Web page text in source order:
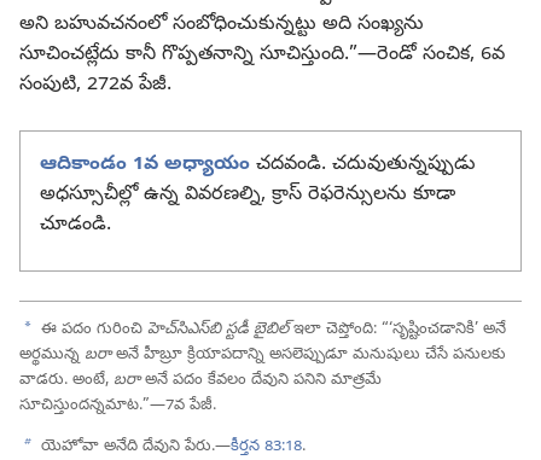
అని బహువచనంలో సంబోధించుకున్నట్టు అది సంఖ్యను
సూచించట్లేదు కానీ గొప్పతనాన్ని సూచిస్తుంది.”—రెండో సంచిక, 6వ
సంపుటి, 272వ పేజీ.
ఆదికాండం 1వ అధ్యాయం చదవండి. చదువుతున్నప్పుడు
అధస్సూచీల్లో ఉన్న వివరణల్ని, క్రాస్‌ రెఫరెన్సులను కూడా
చూడండి.
a ఈ పదం గురించి హెచ్‌సిఎస్‌బి స్టడీ బైబిల్‌ఇలా చెప్తోంది: “‘సృష్టించడానికి’ అనే
అర్థమున్న బరాఅనే హీబ్రూ క్రియాపదాన్ని అసలెప్పుడూ మనుషులు చేసే పనులకు
వాడరు. అంటే, బరాఅనే పదం కేవలం దేవుని పనిని మాత్రమే
సూచిస్తుందన్నమాట.”—7వ పేజీ.
b యెహోవా అనేది దేవుని పేరు.—కీర్తన 83:18.